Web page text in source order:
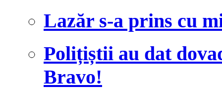
Lazăr s-a prins cu
Polițiștii au dat
Bravo!